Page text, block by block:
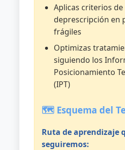
(ECM),
Medicamentos
de
Diagnóstico
Hospitalario
(DH)
y
Medicamentos
Uso
Hospitalario
(H).
Aplicas criterios de
deprescripción en
frágiles
Optimizas
siguiendo los
Posicionamiento
(IPT)
🗺️ Esquema del
Ruta de aprendizaje
seguiremos: